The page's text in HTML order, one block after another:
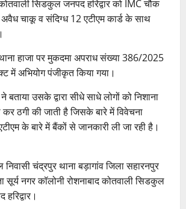
सिडकुल जनपद हरिद्वार को IMC चौक
चाकू व संदिग्ध 12 एटीएम कार्ड के साथ
हाजा पर मुकदमा अपराध संख्या 386/2025
में अभियोग पंजीकृत किया गया।
उसके द्वारा सीधे साधे लोगों को निशाना
ठगी की जाती है जिसके बारे में विवेचना
के बारे में बैंकों से जानकारी ली जा रही है।
निवासी चंद्रपुर थाना बड़ागांव जिला सहारनपुर
सूर्य नगर कॉलोनी रोशनाबाद कोतवाली सिडकुल